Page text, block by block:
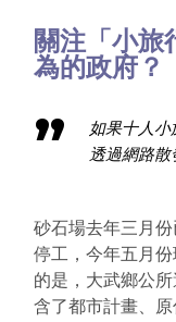
關注「小旅
為的政府？
如果十人
透過網路
砂石場去年三月
停工，今年五月
的是，大武鄉公
含了都市計畫、